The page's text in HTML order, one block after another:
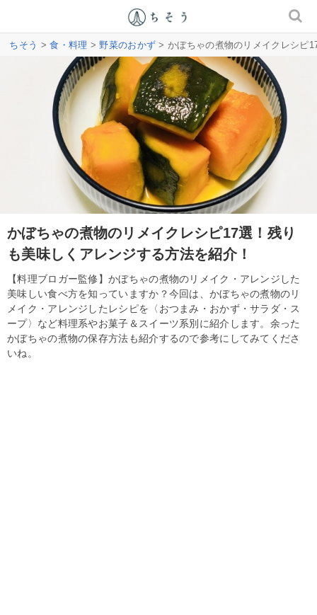
ちそう >食・料理 >野菜のおかず > かぼちゃの煮物のリメイクレシピ
かぼちゃの煮物のリメイクレシピ17選！残り
も美味しくアレンジする方法を紹介！
【料理ブロガー監修】かぼちゃの煮物のリメイク・アレンジした
美味しい食べ方を知っていますか？今回は、かぼちゃの煮物のリ
メイク・アレンジしたレシピを〈おつまみ・おかず・サラダ・ス
ープ〉など料理系やお菓子＆スイーツ系別に紹介します。余った
かぼちゃの煮物の保存方法も紹介するので参考にしてみてくださ
いね。